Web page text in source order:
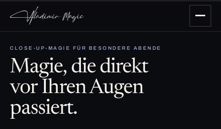
CLOSE-UP-MAGIE FÜR BESONDERE ABENDE
Magie, die direkt
vor Ihren Augen
passiert.